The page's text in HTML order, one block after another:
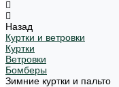
Назад
Куртки и ветровки
Куртки
Ветровки
Бомберы
Зимние куртки и пальто